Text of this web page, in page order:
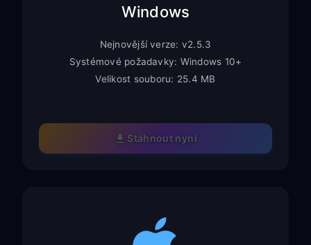
Windows
Nejnovější verze: v2.5.3
Systémové požadavky: Windows 10+
Velikost souboru: 25.4 MB
Stáhnout nyní